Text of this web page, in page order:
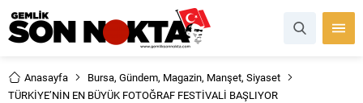
Anasayfa Bursa, Gündem, Magazin, Manşet, Siyaset
TÜRKİYE’NİN EN BÜYÜK FOTOĞRAF FESTİVALİ BAŞLIYOR